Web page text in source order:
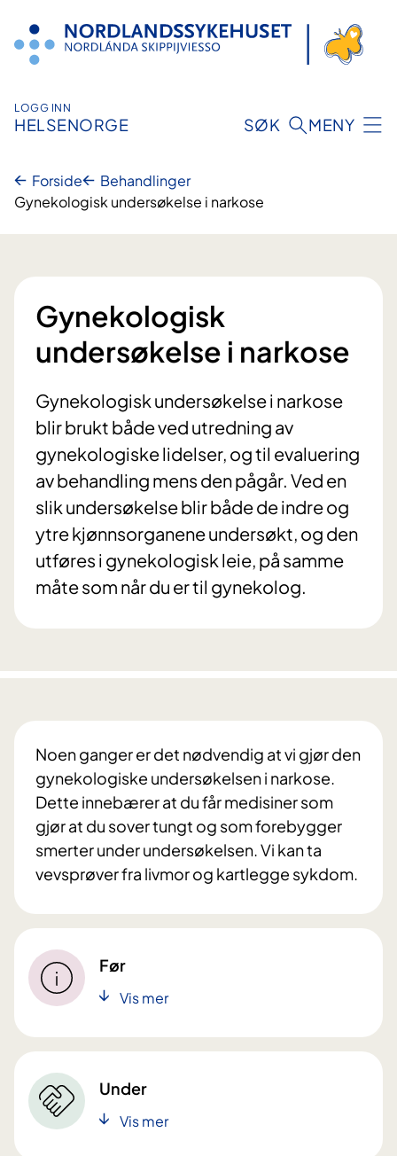
innhold
LOGG INN
HELSENORGE SØK MENY
Forside
Behandlinger
Gynekologisk undersøkelse i narkose
Gynekologisk
undersøkelse i narkose
Gynekologisk undersøkelse i narkose
blir brukt både ved utredning av
gynekologiske lidelser, og til evaluering
av behandling mens den pågår. Ved en
slik undersøkelse blir både de indre og
ytre kjønnsorganene undersøkt, og den
utføres i gynekologisk leie, på samme
måte som når du er til gynekolog.
Noen ganger er det nødvendig at vi gjør den
gynekologiske undersøkelsen i narkose.
Dette innebærer at du får medisiner som
gjør at du sover tungt og som forebygger
smerter under undersøkelsen. Vi kan ta
vevsprøver fra livmor og kartlegge sykdom.
Før
Vis mer
Under
Vis mer